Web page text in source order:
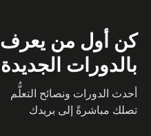
كن أول من يعرف
بالدورات الجديدة
أحدث الدورات ونصائح التعلُّم
تصلك مباشرةً إلى بريدك